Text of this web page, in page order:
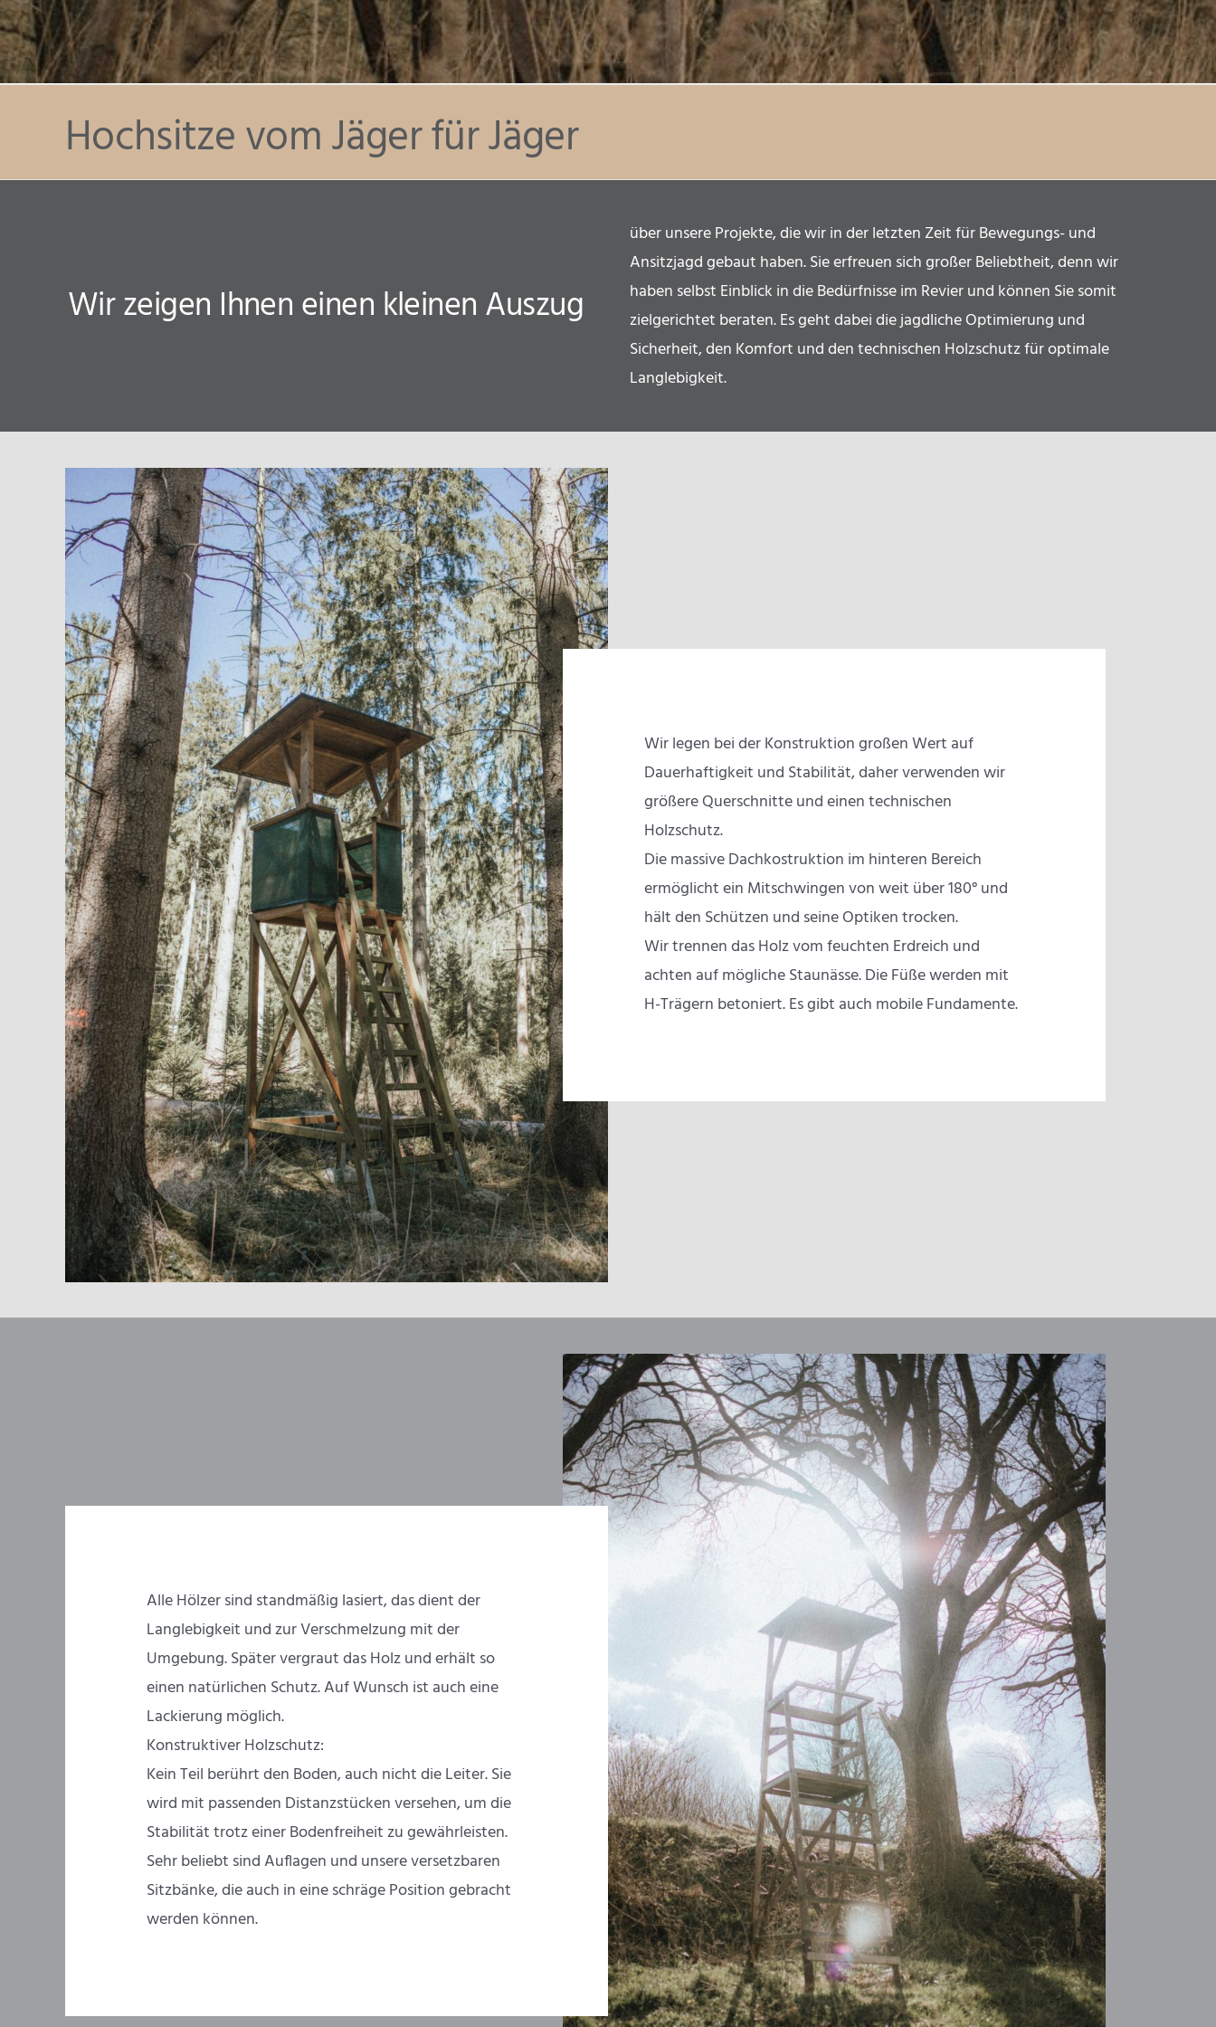
Hochsitze vom Jäger für Jäger
Wir zeigen Ihnen einen kleinen Auszug
über unsere Projekte, die wir in der letzten Zeit für Bewegungs- und
Ansitzjagd gebaut haben. Sie erfreuen sich großer Beliebtheit, denn wir
haben selbst Einblick in die Bedürfnisse im Revier und können Sie somit
zielgerichtet beraten. Es geht dabei die jagdliche Optimierung und
Sicherheit, den Komfort und den technischen Holzschutz für optimale
Langlebigkeit.
Wir legen bei der Konstruktion großen Wert auf
Dauerhaftigkeit und Stabilität, daher verwenden wir
größere Querschnitte und einen technischen
Holzschutz.
Die massive Dachkostruktion im hinteren Bereich
ermöglicht ein Mitschwingen von weit über 180° und
hält den Schützen und seine Optiken trocken.
Wir trennen das Holz vom feuchten Erdreich und
achten auf mögliche Staunässe. Die Füße werden mit
H-Trägern betoniert. Es gibt auch mobile Fundamente.
Alle Hölzer sind standmäßig lasiert, das dient der
Langlebigkeit und zur Verschmelzung mit der
Umgebung. Später vergraut das Holz und erhält so
einen natürlichen Schutz. Auf Wunsch ist auch eine
Lackierung möglich.
Konstruktiver Holzschutz:
Kein Teil berührt den Boden, auch nicht die Leiter. Sie
wird mit passenden Distanzstücken versehen, um die
Stabilität trotz einer Bodenfreiheit zu gewährleisten.
Sehr beliebt sind Auflagen und unsere versetzbaren
Sitzbänke, die auch in eine schräge Position gebracht
werden können.